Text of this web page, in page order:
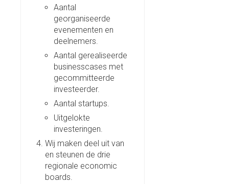
Aantal
georganiseerde
evenementen en
deelnemers.
Aantal gerealiseerde
businesscases met
gecommitteerde
investeerder.
Aantal startups.
Uitgelokte
investeringen.
Wij maken deel uit van
en steunen de drie
regionale economic
boards.